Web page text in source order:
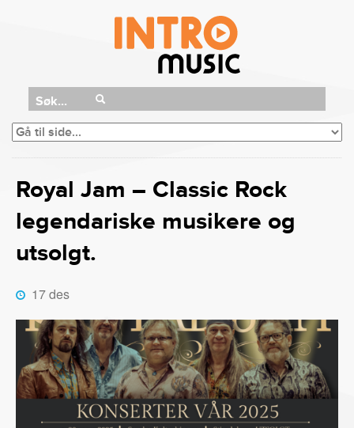
Søk...
Royal Jam – Classic Rock
legendariske musikere og
utsolgt.
17 des